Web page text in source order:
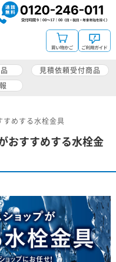
見積依頼受付商品
すめする水栓金具
おすすめする水栓金